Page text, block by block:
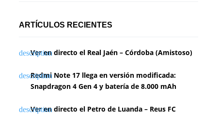
ARTÍCULOS RECIENTES
Ver en directo el Real Jaén – Córdoba (Amistoso)
Redmi Note 17 llega en versión modificada:
Snapdragon 4 Gen 4 y batería de 8.000 mAh
Ver en directo el Petro de Luanda – Reus FC